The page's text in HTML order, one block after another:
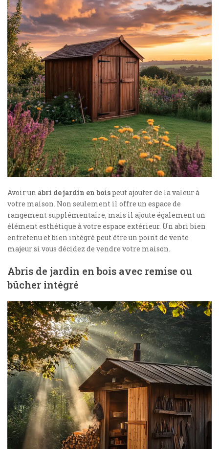
Avoir un abri de jardin en bois peut ajouter de la valeur à
votre maison. Non seulement il offre un espace de
rangement supplémentaire, mais il ajoute également un
élément esthétique à votre espace extérieur. Un abri bien
entretenu et bien intégré peut être un point de vente
majeur si vous décidez de vendre votre maison.
Abris de jardin en bois avec remise ou
bûcher intégré